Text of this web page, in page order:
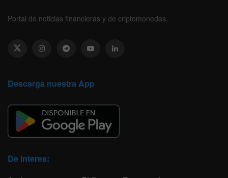
Portal de noticias financieras y de criptomonedas.
Descarga nuestra App
De Interes: